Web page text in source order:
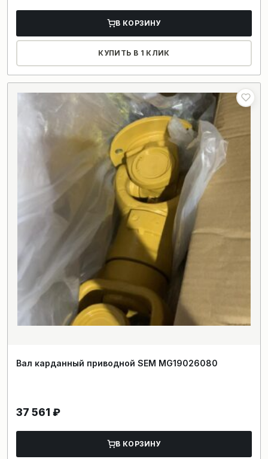
В КОРЗИНУ
КУПИТЬ В 1 КЛИК
Вал карданный приводной SEM MG19026080
37 561 ₽
В КОРЗИНУ